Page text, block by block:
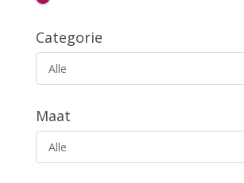
Categorie
Alle
Maat
Alle